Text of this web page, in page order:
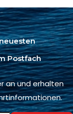
Postfach
an und erhalten